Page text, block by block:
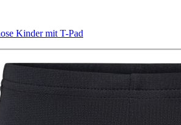
Kinder mit T-Pad